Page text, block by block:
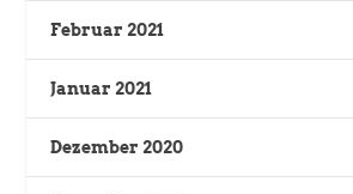
Februar 2021
Januar 2021
Dezember 2020